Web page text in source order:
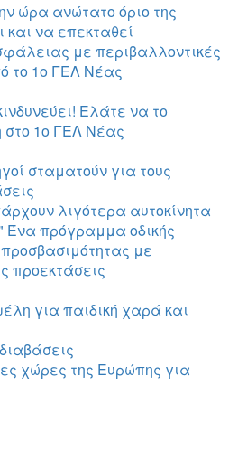
ώρα ανώτατο όριο της
και να επεκταθεί
με περιβαλλοντικές
το 1ο ΓΕΛ Νέας
Ελάτε να το
1ο ΓΕΛ Νέας
σταματούν για τους
λιγότερα αυτοκίνητα
πρόγραμμα οδικής
με
προεκτάσεις
για παιδική χαρά και
χώρες της Ευρώπης για